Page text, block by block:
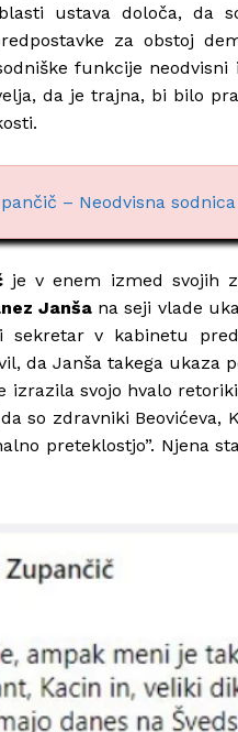
ustava določa, da
za obstoj
funkcije
da je trajna, bi bilo
– Neodvisna
je v enem izmed svojih
Janša na seji vlade
sekretar v kabinetu
da Janša takega
izrazila svojo hvalo
so zdravniki Beovićeva,
preteklostjo”. Njena